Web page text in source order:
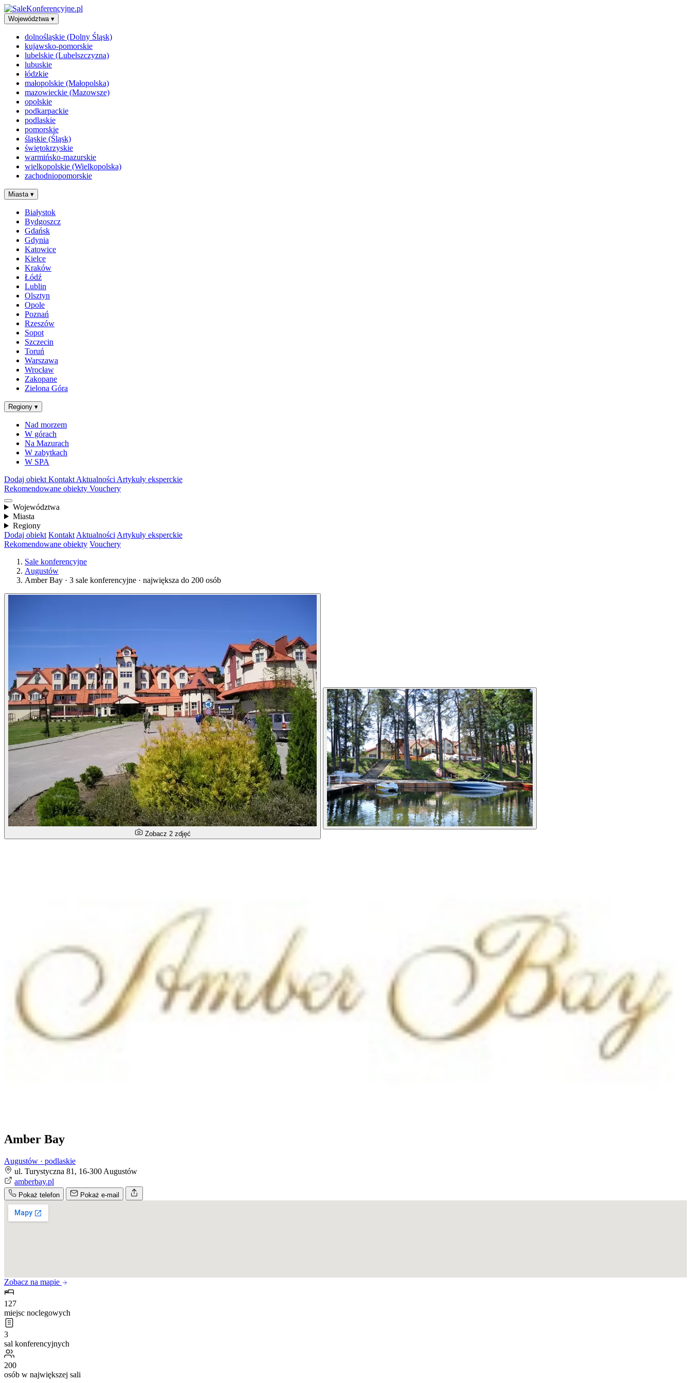
Województwa ▾
dolnośląskie (Dolny Śląsk)
kujawsko-pomorskie
lubelskie (Lubelszczyzna)
lubuskie
łódzkie
małopolskie (Małopolska)
mazowieckie (Mazowsze)
opolskie
podkarpackie
podlaskie
pomorskie
śląskie (Śląsk)
świętokrzyskie
warmińsko-mazurskie
wielkopolskie (Wielkopolska)
zachodniopomorskie
Miasta ▾
Białystok
Bydgoszcz
Gdańsk
Gdynia
Katowice
Kielce
Kraków
Łódź
Lublin
Olsztyn
Opole
Poznań
Rzeszów
Sopot
Szczecin
Toruń
Warszawa
Wrocław
Zakopane
Zielona Góra
Regiony ▾
Nad morzem
W górach
Na Mazurach
W zabytkach
W SPA
Dodaj obiekt Kontakt Aktualności Artykuły eksperckie
Rekomendowane obiekty Vouchery
Województwa
Miasta
Regiony
Dodaj obiekt Kontakt Aktualności Artykuły eksperckie
Rekomendowane obiekty Vouchery
Sale konferencyjne
Augustów
Amber Bay · 3 sale konferencyjne · największa do 200 osób
Zobacz 2 zdjęć
Amber Bay
Augustów · podlaskie
ul. Turystyczna 81, 16-300 Augustów
amberbay.pl
Pokaż telefon Pokaż e-mail
Zobacz na mapie
127
miejsc noclegowych
3
sal konferencyjnych
200
osób w największej sali